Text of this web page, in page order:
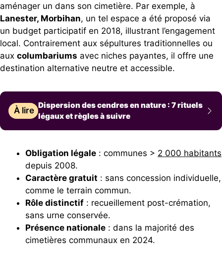
aménager un dans son cimetière. Par exemple, à
Lanester, Morbihan, un tel espace a été proposé via
un budget participatif en 2018, illustrant l’engagement
local. Contrairement aux sépultures traditionnelles ou
aux columbariums avec niches payantes, il offre une
destination alternative neutre et accessible.
À lire
Dispersion des cendres en nature : 7 rituels
légaux et règles à suivre
Obligation légale : communes > 2 000 habitants
depuis 2008.
Caractère gratuit : sans concession individuelle,
comme le terrain commun.
Rôle distinctif : recueillement post-crémation,
sans urne conservée.
Présence nationale : dans la majorité des
cimetières communaux en 2024.